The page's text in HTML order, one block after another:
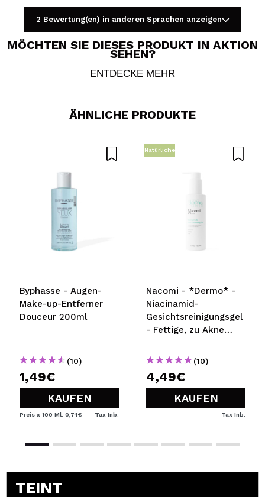
Ein Video oder Foto teilen
5/5
2 Bewertung(en) in anderen Sprachen anzeigen
MÖCHTEN SIE DIESES PRODUKT IN AKTION
SEHEN?
ENTDECKE MEHR
ÄHNLICHE PRODUKTE
Byphasse - Augen-
Make-up-Entferner
Douceur 200ml
(10)
1,49€
KAUFEN
Preis x 100 Ml: 0,74€ Tax Inb.
Natürliche
Nacomi - *Dermo* -
Niacinamid-
Gesichtsreinigungsgel
- Fettige, zu Akne
(10)
4,49€
KAUFEN
Tax Inb.
TEINT